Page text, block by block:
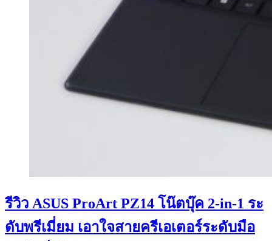
รีวิว ASUS ProArt PZ14 โน๊ตบุ๊ค 2-in-1 ระ
ดับพรีเมี่ยม เอาใจสายครีเอเตอร์ระดับมือ